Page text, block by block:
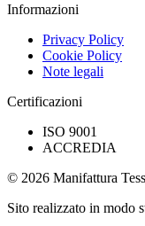
Informazioni
Privacy Policy
Cookie Policy
Note legali
Certificazioni
ISO 9001
ACCREDIA
© 2026 Manifattura
Sito realizzato in modo